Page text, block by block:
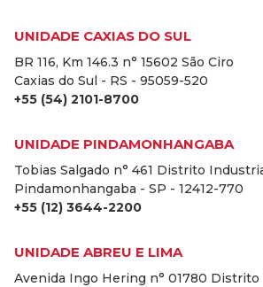
UNIDADE CAXIAS DO SUL
BR 116, Km 146.3 n° 15602 São Ciro
Caxias do Sul - RS - 95059-520
+55 (54) 2101-8700
UNIDADE PINDAMONHANGABA
Tobias Salgado n° 461 Distrito
Pindamonhangaba - SP - 12412-770
+55 (12) 3644-2200
UNIDADE ABREU E LIMA
Avenida Ingo Hering n° 01780